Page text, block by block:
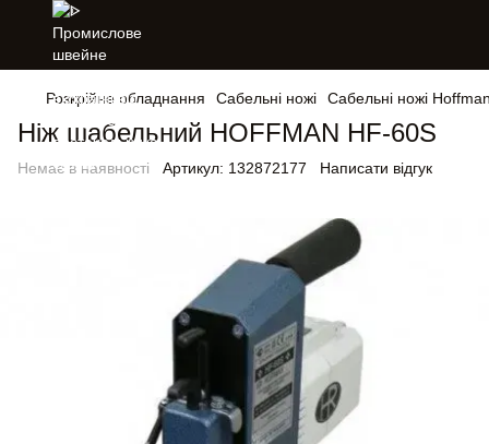
Розкрійне обладнання Сабельні ножі Сабельні ножі
Ніж шабельний HOFFMAN HF-60S
Немає в наявності Артикул: 132872177 Написати відгук